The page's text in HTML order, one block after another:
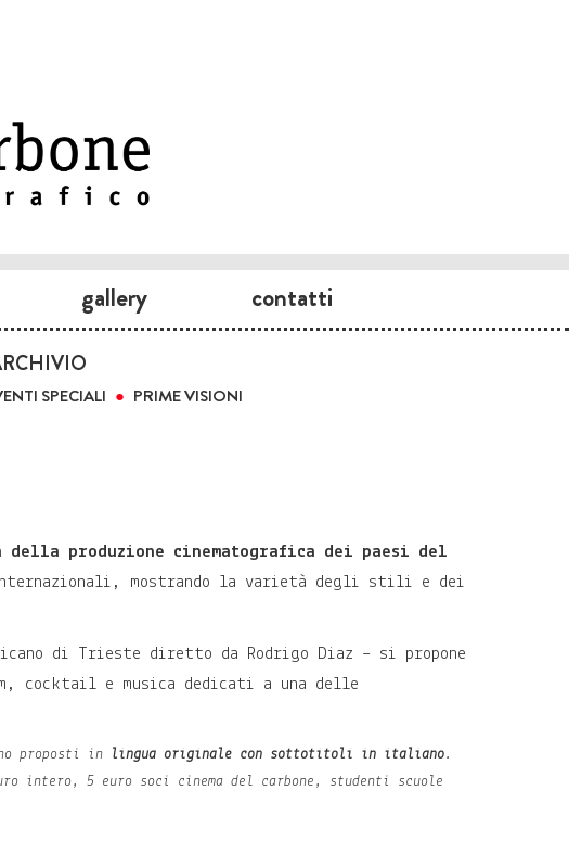
gallery contatti
SPECIALI PRIME VISIONI
della produzione cinematografica dei paesi del
mostrando la varietà degli stili e dei
di Trieste diretto da Rodrigo Diaz – si propone
cocktail e musica dedicati a una delle
proposti in lingua originale con sottotitoli in italiano.
intero, 5 euro soci cinema del carbone, studenti scuole